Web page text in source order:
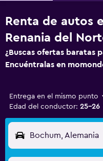
Renta de autos
Renania del
¿Buscas ofertas baratas
Encuéntralas en
Entrega en el mismo punto
Edad del conductor: 25-26
Bochum, Alemania